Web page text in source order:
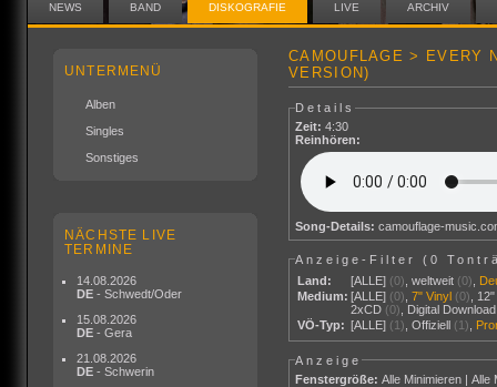
NEWS BAND DISKOGRAFIE LIVE ARCHIV
UNTERMENÜ
Alben
Singles
Sonstiges
NÄCHSTE LIVE
TERMINE
14.08.2026
DE - Schwedt/Oder
15.08.2026
DE - Gera
21.08.2026
DE - Schwerin
CAMOUFLAGE > EVERY
VERSION)
Details
Zeit: 4:30
Reinhören:
Song-Details: camouflage-
Anzeige-Filter (0
Land:
[ALLE] (0) ,weltweit (0)
Medium: [ALLE] (0) ,7" Vinyl (0)
2xCD (0)
Digital Download
VÖ-Typ: [ALLE] (1) ,Offiziell (1)
Anzeige
Fenstergröße: Alle Minimieren |Alle